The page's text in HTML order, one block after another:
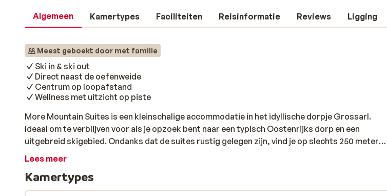
Algemeen Kamertypes Faciliteiten Reisinformatie Reviews Ligging
Meest geboekt door met familie
Ski in & ski out
Direct naast de oefenweide
Centrum op loopafstand
Wellness met uitzicht op piste
More Mountain Suites is een kleinschalige accommodatie in het idyllische dorpje Grossarl.
Ideaal om te verblijven voor als je opzoek bent naar een typisch Oostenrijks dorp en een
uitgebreid skigebied. Ondanks dat de suites rustig gelegen zijn, vind je op slechts 250 meter
afstand de skilift. Zo sta je ’s morgens dus binnen no-time op de piste! Daarnaast ligt More
in te verblijven; van een knusse studio, tot ruime appartementen. Elk type is voorzien van een
gezellige eethoek en een complete keuken. Toe aan wat rust na alle activiteiten? Breng dan een
Lees meer
Kamertypes